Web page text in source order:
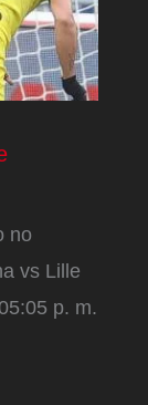
no
vs Lille
p. m.